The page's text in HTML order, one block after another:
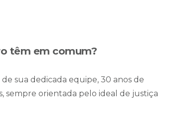
têm em comum?
sua dedicada equipe, 30 anos de
sempre orientada pelo ideal de justiça